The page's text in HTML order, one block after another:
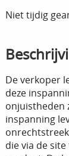
Niet tijdig
De verkoper
deze
onjuistheden
inspanning
die via de